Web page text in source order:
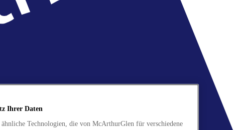
Ihrer Daten
Technologien, die von McArthurGlen für verschiedene